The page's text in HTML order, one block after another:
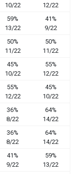
10/22
12/22
59%
13/22
41%
9/22
50%
11/22
50%
11/22
45%
10/22
55%
12/22
55%
12/22
45%
10/22
36%
8/22
64%
14/22
36%
8/22
64%
14/22
41%
9/22
59%
13/22